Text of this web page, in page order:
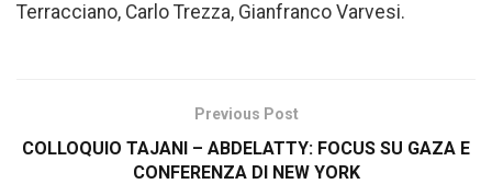
Terracciano, Carlo Trezza, Gianfranco Varvesi.
Previous Post
COLLOQUIO TAJANI – ABDELATTY: FOCUS SU GAZA E
CONFERENZA DI NEW YORK